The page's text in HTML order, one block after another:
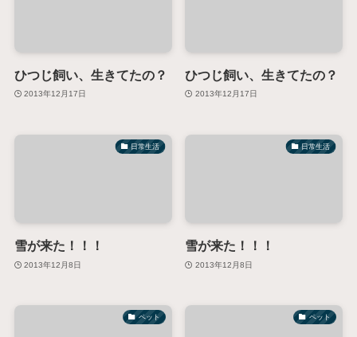
ひつじ飼い、生きてたの？
2013年12月17日
ひつじ飼い、生きてたの？
2013年12月17日
日常生活
雪が来た！！！
2013年12月8日
日常生活
雪が来た！！！
2013年12月8日
ペット ペット